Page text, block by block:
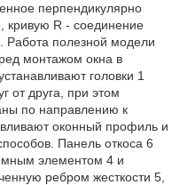
перпендикулярно
кривую R - соединение
Работа полезной модели
монтажом окна в
головки 1
от друга, при этом
по направлению к
оконный профиль и
Панель откоса 6
элементом 4 и
ребром жесткости 5,